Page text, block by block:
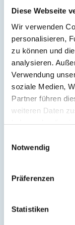
Diese Webseite
Wir verwenden
personalisieren,
zu können und
analysieren.
Verwendung
soziale Medien,
Partner führen
weiteren Daten
Notwendig
Präferenzen
Statistiken
Kopie der
damit
Ostsee-
nutzt Ihre
Auskunft über
Löschung bzw.